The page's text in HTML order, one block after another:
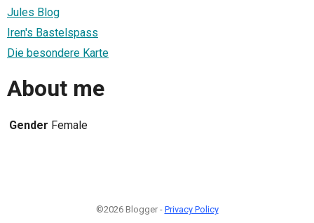
Jules Blog
Iren's Bastelspass
Die besondere Karte
About me
Gender Female
©2026 Blogger - Privacy Policy